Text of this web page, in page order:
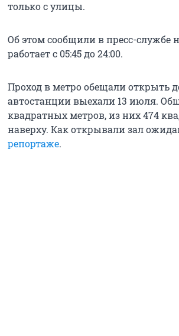
только с улицы.
Об этом сообщили в пресс-службе
работает с 05:45 до 24:00.
Проход в метро обещали открыть
автостанции выехали 13 июля.
квадратных метров, из них 474
наверху. Как открывали зал
репортаже.